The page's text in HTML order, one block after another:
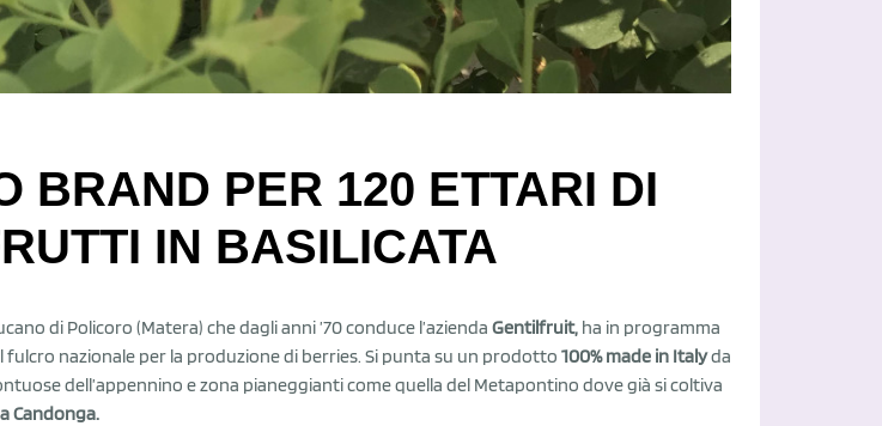
BRAND PER 120 ETTARI DI
IN BASILICATA
di Policoro (Matera) che dagli anni ’70 conduce l’azienda Gentilfruit, ha in programma
fulcro nazionale per la produzione di berries. Si punta su un prodotto 100% made in Italyda
dell’appennino e zona pianeggianti come quella del Metapontino dove già si coltiva
Candonga.